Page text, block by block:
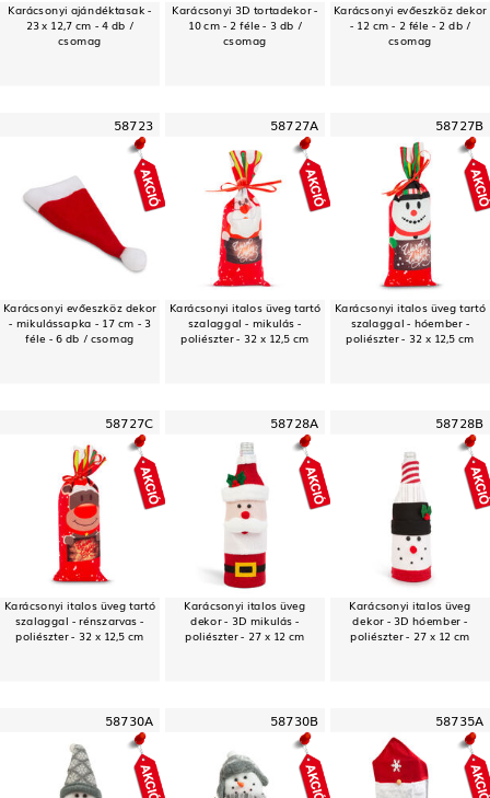
Karácsonyi ajándéktasak -
23 x 12,7 cm - 4 db /
csomag
Karácsonyi 3D tortadekor -
10 cm - 2 féle - 3 db /
csomag
Karácsonyi evőeszköz dekor
- 12 cm - 2 féle - 2 db /
csomag
58723
Karácsonyi evőeszköz dekor
- mikulássapka - 17 cm - 3
féle - 6 db / csomag
58727A
Karácsonyi italos üveg tartó
szalaggal - mikulás -
poliészter - 32 x 12,5 cm
58727B
Karácsonyi italos üveg tartó
szalaggal - hóember -
poliészter - 32 x 12,5 cm
58727C
Karácsonyi italos üveg tartó
szalaggal - rénszarvas -
poliészter - 32 x 12,5 cm
58728A
Karácsonyi italos üveg
dekor - 3D mikulás -
poliészter - 27 x 12 cm
58728B
Karácsonyi italos üveg
dekor - 3D hóember -
poliészter - 27 x 12 cm
58730A 58730B 58735A